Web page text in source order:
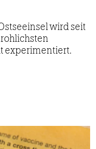
wird seit
experimentiert.